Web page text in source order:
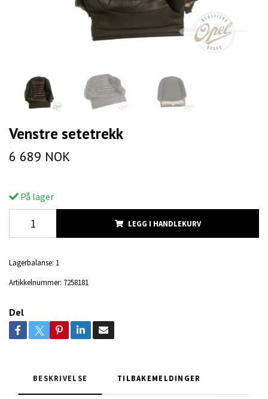
Venstre setetrekk
6 689 NOK
På lager
LEGG I HANDLEKURV
Lagerbalanse: 1
Artikkelnummer: 7258181
Del
BESKRIVELSE TILBAKEMELDINGER